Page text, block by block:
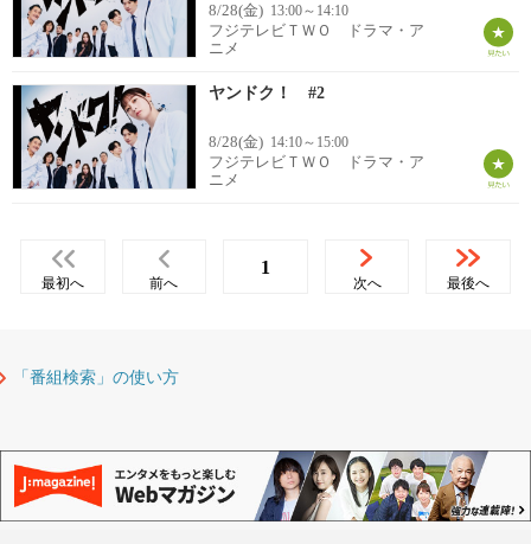
8/28(金) 13:00～14:10
フジテレビＴＷＯ ドラマ・ア
ニメ
ヤンドク！ #2
8/28(金) 14:10～15:00
フジテレビＴＷＯ ドラマ・ア
ニメ
最初へ 前へ
1
次へ 最後へ
「番組検索」の使い方